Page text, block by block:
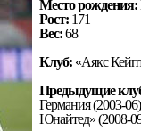
Место рождения:
Рост: 171
Вес:68
Клуб: «Аякс
Предыдущие
Германия (2003-
Юнайтед» (2008-